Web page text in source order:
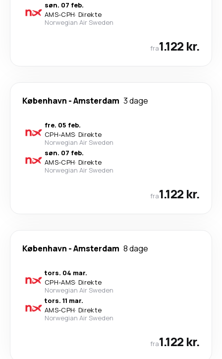
søn. 07 feb.
AMS-CPH· Direkte
Norwegian Air Sweden
fra1.122 kr.
København -Amsterdam 3 dage
fre. 05 feb.
CPH-AMS· Direkte
Norwegian Air Sweden
søn. 07 feb.
AMS-CPH· Direkte
Norwegian Air Sweden
fra1.122 kr.
København -Amsterdam 8 dage
tors. 04 mar.
CPH-AMS· Direkte
Norwegian Air Sweden
tors. 11 mar.
AMS-CPH· Direkte
Norwegian Air Sweden
fra1.122 kr.